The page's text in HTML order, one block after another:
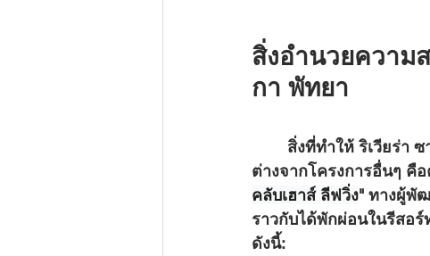
สิ่งอำนวยความ
กา พัทยา
	สิ่งที่ทำให้
ริเวียร่า
ต่างจากโครงการอื่นๆ คื
คลับเฮาส์ ลีฟวิ่ง" ทางผู้พัฒ
ราวกับได้พักผ่อนในรีสอ
ดังนี้: